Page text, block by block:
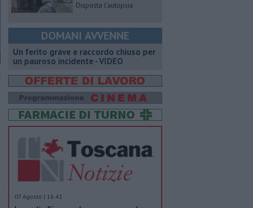
Disposta l'autopsia
DOMANI AVVENNE
Un ferito grave e raccordo chiuso per
un pauroso incidente - VIDEO
07 Agosto | 16.41